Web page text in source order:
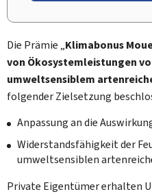
Die Prämie „Klimabonus
von Ökosystemleistungen
umweltsensiblem
folgender Zielsetzung
Anpassung an die
Widerstandsfähigkeit der
umweltsensiblen
Private Eigentümer erhalten